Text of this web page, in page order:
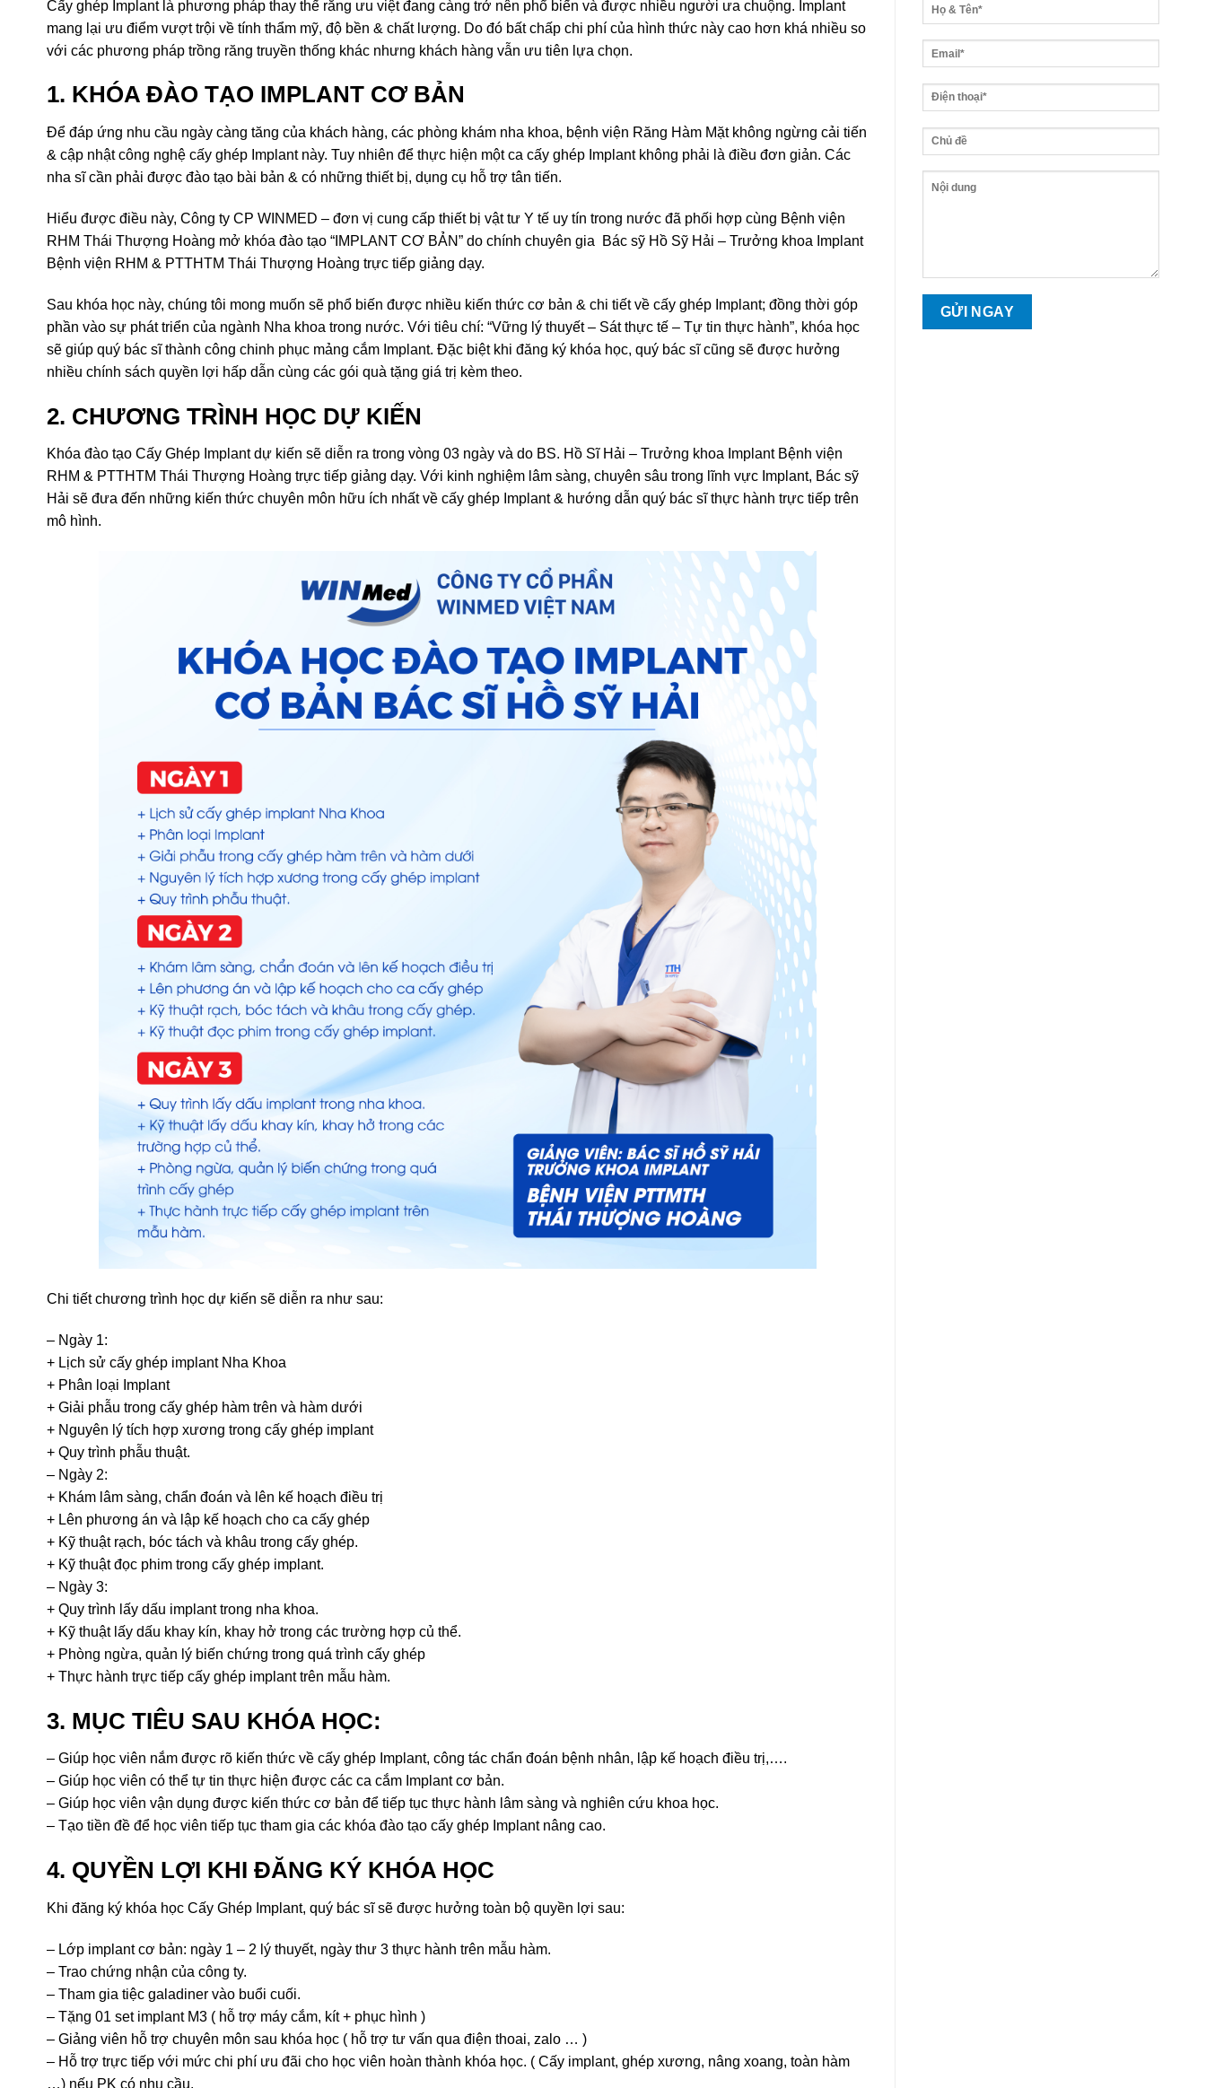
Cấy ghép Implant là phương pháp thay thế răng ưu việt đang càng trở nên phổ biến và được nhiều người ưa chuộng. Implant
mang lại ưu điểm vượt trội về tính thẩm mỹ, độ bền & chất lượng. Do đó bất chấp chi phí của hình thức này cao hơn khá nhiều so
với các phương pháp trồng răng truyền thống khác nhưng khách hàng vẫn ưu tiên lựa chọn.
1. KHÓA ĐÀO TẠO IMPLANT CƠ BẢN
Để đáp ứng nhu cầu ngày càng tăng của khách hàng, các phòng khám nha khoa, bệnh viện Răng Hàm Mặt không ngừng cải tiến
& cập nhật công nghệ cấy ghép Implant này. Tuy nhiên để thực hiện một ca cấy ghép Implant không phải là điều đơn giản. Các
nha sĩ cần phải được đào tạo bài bản & có những thiết bị, dụng cụ hỗ trợ tân tiến.
Hiểu được điều này, Công ty CP WINMED – đơn vị cung cấp thiết bị vật tư Y tế uy tín trong nước đã phối hợp cùng Bệnh viện
RHM Thái Thượng Hoàng mở khóa đào tạo “IMPLANT CƠ BẢN” do chính chuyên gia Bác sỹ Hồ Sỹ Hải – Trưởng khoa Implant
Bệnh viện RHM & PTTHTM Thái Thượng Hoàng trực tiếp giảng dạy.
Sau khóa học này, chúng tôi mong muốn sẽ phổ biến được nhiều kiến thức cơ bản & chi tiết về cấy ghép Implant; đồng thời góp
phần vào sự phát triển của ngành Nha khoa trong nước. Với tiêu chí: “Vững lý thuyết – Sát thực tế – Tự tin thực hành”, khóa học
sẽ giúp quý bác sĩ thành công chinh phục mảng cắm Implant. Đặc biệt khi đăng ký khóa học, quý bác sĩ cũng sẽ được hưởng
nhiều chính sách quyền lợi hấp dẫn cùng các gói quà tặng giá trị kèm theo.
2. CHƯƠNG TRÌNH HỌC DỰ KIẾN
Khóa đào tạo Cấy Ghép Implant dự kiến sẽ diễn ra trong vòng 03 ngày và do BS. Hồ Sĩ Hải – Trưởng khoa Implant Bệnh viện
RHM & PTTHTM Thái Thượng Hoàng trực tiếp giảng dạy. Với kinh nghiệm lâm sàng, chuyên sâu trong lĩnh vực Implant, Bác sỹ
Hải sẽ đưa đến những kiến thức chuyên môn hữu ích nhất về cấy ghép Implant & hướng dẫn quý bác sĩ thực hành trực tiếp trên
mô hình.
Chi tiết chương trình học dự kiến sẽ diễn ra như sau:
– Ngày 1:
+ Lịch sử cấy ghép implant Nha Khoa
+ Phân loại Implant
+ Giải phẫu trong cấy ghép hàm trên và hàm dưới
+ Nguyên lý tích hợp xương trong cấy ghép implant
+ Quy trình phẫu thuật.
– Ngày 2:
+ Khám lâm sàng, chẩn đoán và lên kế hoạch điều trị
+ Lên phương án và lập kế hoạch cho ca cấy ghép
+ Kỹ thuật rạch, bóc tách và khâu trong cấy ghép.
+ Kỹ thuật đọc phim trong cấy ghép implant.
– Ngày 3:
+ Quy trình lấy dấu implant trong nha khoa.
+ Kỹ thuật lấy dấu khay kín, khay hở trong các trường hợp củ thể.
+ Phòng ngừa, quản lý biến chứng trong quá trình cấy ghép
+ Thực hành trực tiếp cấy ghép implant trên mẫu hàm.
3. MỤC TIÊU SAU KHÓA HỌC:
– Giúp học viên nắm được rõ kiến thức về cấy ghép Implant, công tác chẩn đoán bệnh nhân, lập kế hoạch điều trị,….
– Giúp học viên có thể tự tin thực hiện được các ca cắm Implant cơ bản.
– Giúp học viên vận dụng được kiến thức cơ bản để tiếp tục thực hành lâm sàng và nghiên cứu khoa học.
– Tạo tiền đề để học viên tiếp tục tham gia các khóa đào tạo cấy ghép Implant nâng cao.
4. QUYỀN LỢI KHI ĐĂNG KÝ KHÓA HỌC
Khi đăng ký khóa học Cấy Ghép Implant, quý bác sĩ sẽ được hưởng toàn bộ quyền lợi sau:
– Lớp implant cơ bản: ngày 1 – 2 lý thuyết, ngày thư 3 thực hành trên mẫu hàm.
– Trao chứng nhận của công ty.
– Tham gia tiệc galadiner vào buổi cuối.
– Tặng 01 set implant M3 ( hỗ trợ máy cắm, kít + phục hình )
– Giảng viên hỗ trợ chuyên môn sau khóa học ( hỗ trợ tư vấn qua điện thoai, zalo … )
– Hỗ trợ trực tiếp với mức chi phí ưu đãi cho học viên hoàn thành khóa học. ( Cấy implant, ghép xương, nâng xoang, toàn hàm
…) nếu PK có nhu cầu.